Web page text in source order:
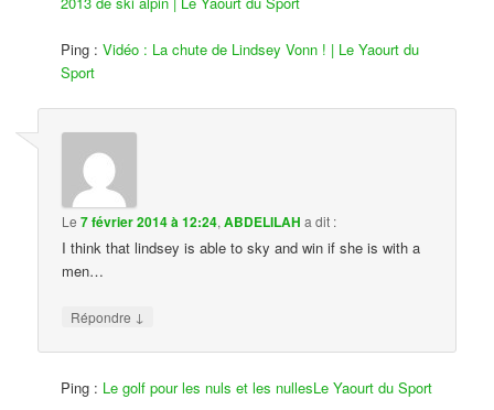
Ping :Vidéo : La chute de Lindsey Vonn ! | Le Yaourt du
Sport
Le7 février 2014 à 12:24,ABDELILAH a dit :
I think that lindsey is able to sky and win if she is with a
men…
Répondre ↓
Ping : Le golf pour les nuls et les nullesLe Yaourt du Sport